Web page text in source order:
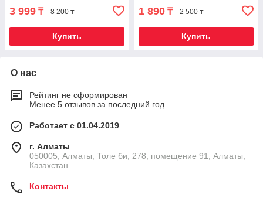
3 999 ₸ 8 200 ₸
Купить
1 890 ₸ 2 500 ₸
Купить
О нас
Рейтинг не сформирован
Менее 5 отзывов за последний год
Работает с 01.04.2019
г. Алматы
050005, Алматы, Толе би, 278, помещение 91, Алматы,
Казахстан
Контакты